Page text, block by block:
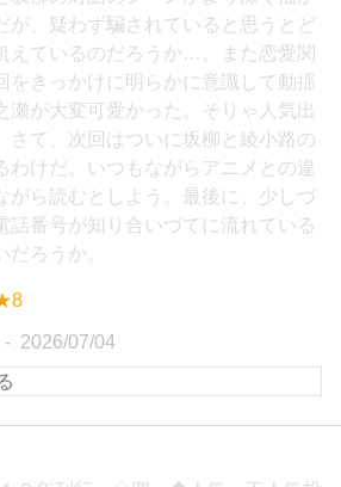
が、疑わず騙されていると思うとど
えているのだろうか…。また恋愛関
をきっかけに明らかに意識して動揺
瀬が大変可愛かった。そりゃ人気出
さて、次回はついに坂柳と綾小路の
わけだ。いつもながらアニメとの違
がら読むとしよう。最後に、少しづ
話番号が知り合いづてに流れている
だろうか。
2026/07/04